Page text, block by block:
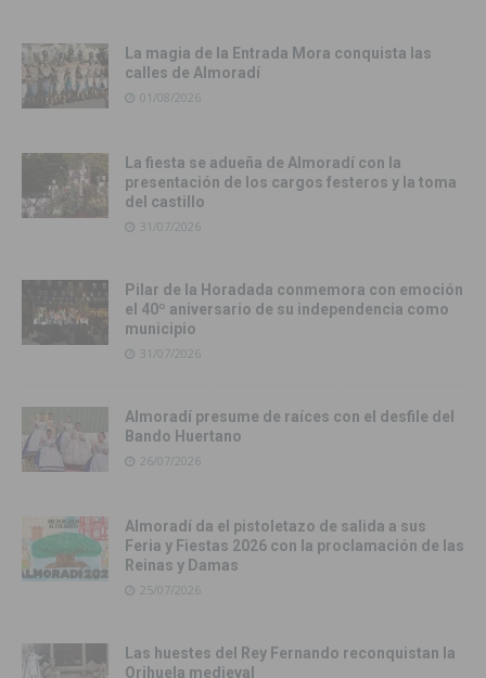
La magia de la Entrada Mora conquista las
calles de Almoradí
01/08/2026
La fiesta se adueña de Almoradí con la
presentación de los cargos festeros y la toma
del castillo
31/07/2026
Pilar de la Horadada conmemora con emoción
el 40º aniversario de su independencia como
municipio
31/07/2026
Almoradí presume de raíces con el desfile del
Bando Huertano
26/07/2026
Almoradí da el pistoletazo de salida a sus
Feria y Fiestas 2026 con la proclamación de las
Reinas y Damas
25/07/2026
Las huestes del Rey Fernando reconquistan la
Orihuela medieval